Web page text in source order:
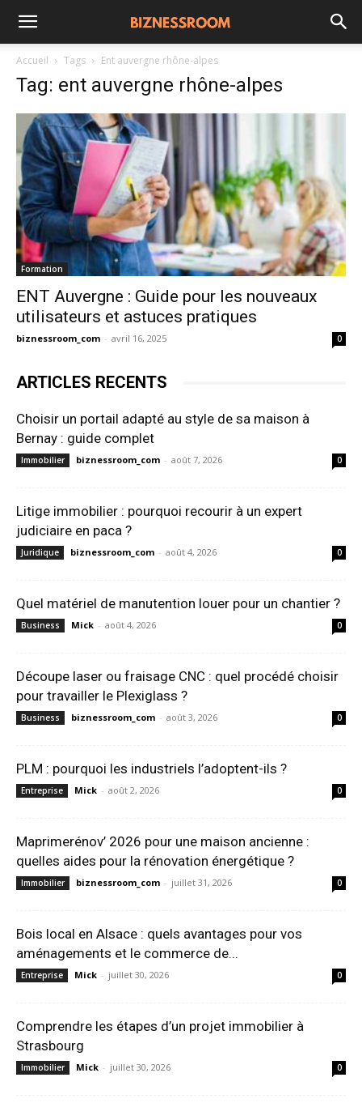
Accueil Tags Ent auvergne rhône-alpes
Tag: ent auvergne rhône-alpes
Formation
ENT Auvergne : Guide pour les nouveaux
utilisateurs et astuces pratiques
biznessroom_com - avril 16, 2025 0
ARTICLES RECENTS
Choisir un portail adapté au style de sa maison à
Bernay : guide complet
Immobilier biznessroom_com - août 7, 2026 0
Litige immobilier : pourquoi recourir à un expert
judiciaire en paca ?
Juridique biznessroom_com - août 4, 2026 0
Quel matériel de manutention louer pour un chantier ?
Business Mick - août 4, 2026 0
Découpe laser ou fraisage CNC : quel procédé choisir
pour travailler le Plexiglass ?
Business biznessroom_com - août 3, 2026 0
PLM : pourquoi les industriels l’adoptent-ils ?
Entreprise Mick - août 2, 2026 0
Maprimerénov’ 2026 pour une maison ancienne :
quelles aides pour la rénovation énergétique ?
Immobilier biznessroom_com - juillet 31, 2026 0
Bois local en Alsace : quels avantages pour vos
aménagements et le commerce de...
Entreprise Mick - juillet 30, 2026 0
Comprendre les étapes d’un projet immobilier à
Strasbourg
Immobilier Mick - juillet 30, 2026 0